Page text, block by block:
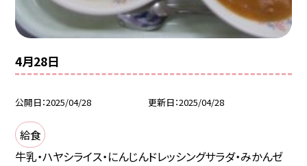
4月28日
公開日 2025/04/28 更新日 2025/04/28
給食
牛乳・ハヤシライス・にんじんドレッシングサラダ・みかんゼ